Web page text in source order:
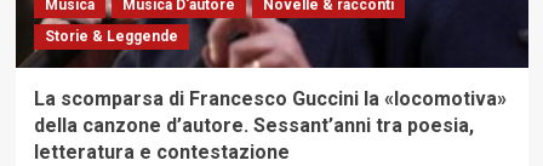
Musica
Musica D'autore
Novelle & racconti
Storie & Leggende
La scomparsa di Francesco Guccini la «locomotiva»
della canzone d’autore. Sessant’anni tra poesia,
letteratura e contestazione